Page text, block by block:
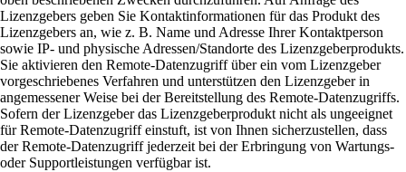
Lizenzgebers geben Sie Kontaktinformationen für das Produkt des
Lizenzgebers an, wie z. B. Name und Adresse Ihrer Kontaktperson
sowie IP- und physische Adressen/Standorte des Lizenzgeberprodukts.
Sie aktivieren den Remote-Datenzugriff über ein vom Lizenzgeber
vorgeschriebenes Verfahren und unterstützen den Lizenzgeber in
angemessener Weise bei der Bereitstellung des Remote-Datenzugriffs.
Sofern der Lizenzgeber das Lizenzgeberprodukt nicht als ungeeignet
für Remote-Datenzugriff einstuft, ist von Ihnen sicherzustellen, dass
der Remote-Datenzugriff jederzeit bei der Erbringung von Wartungs-
oder Supportleistungen verfügbar ist.